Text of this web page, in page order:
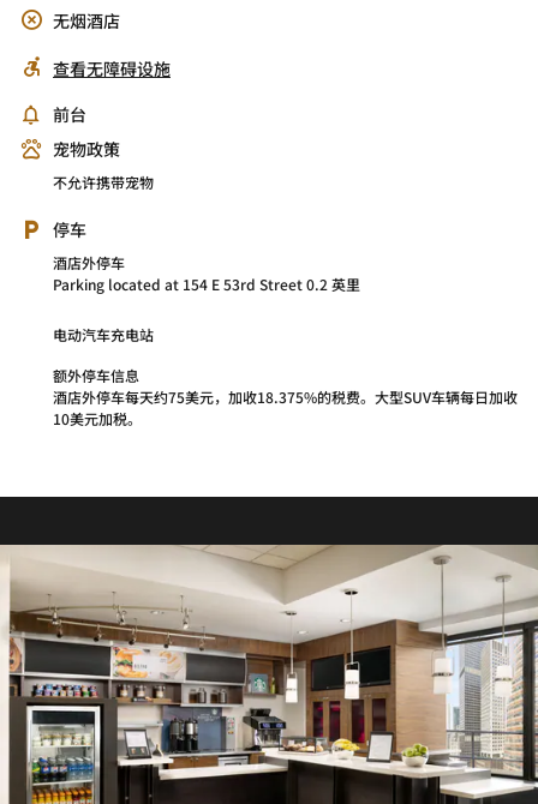
无烟酒店
查看无障碍设施
前台
宠物政策
不允许携带宠物
停车
酒店外停车
Parking located at 154 E 53rd Street 0.2 英里
电动汽车充电站
额外停车信息
酒店外停车每天约75美元，加收18.375%的税费。大型SUV车辆每日加收
10美元加税。